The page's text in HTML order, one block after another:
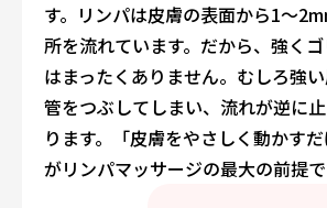
す。リンパは皮膚の表面から1〜
所を流れています。だから、強く
はまったくありません。むしろ強
管をつぶしてしまい、流れが逆に
ります。「皮膚をやさしく動かすだ
がリンパマッサージの最大の前提で